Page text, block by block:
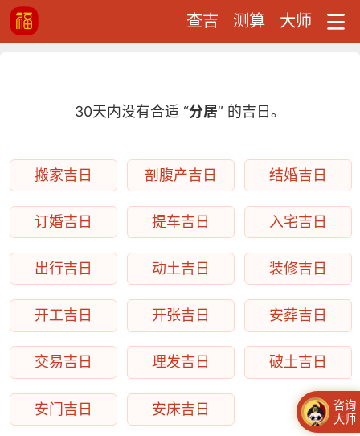
查吉 测算 大师
30天内没有合适 “分居” 的吉日。
搬家吉日 剖腹产吉日 结婚吉日
订婚吉日 提车吉日 入宅吉日
出行吉日 动土吉日 装修吉日
开工吉日 开张吉日 安葬吉日
交易吉日 理发吉日 破土吉日
安门吉日 安床吉日
咨询
大师